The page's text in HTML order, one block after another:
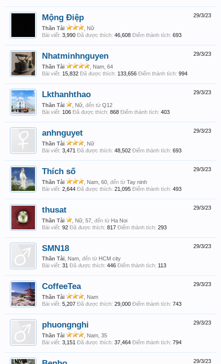
29/3/23
Mộng Điệp
Thần Tài
, Nữ
Bài viết: 3,990 Đã được thích: 46,608 Điểm thành tích: 693
29/3/23
Nhatminhnguyen
Thần Tài
, Nam, 64
Bài viết: 15,832 Đã được thích: 133,656 Điểm thành tích: 994
29/3/23
Lkthanhthao
Thần Tài , Nữ, đến từ Q12
Bài viết: 106 Đã được thích: 868 Điểm thành tích: 403
29/3/23
anhnguyet
Thần Tài
, Nữ
Bài viết: 3,471 Đã được thích: 48,502 Điểm thành tích: 693
29/3/23
Thích số
Thần Tài , Nam, 60, đến từ Tay ninh
Bài viết: 2,644 Đã được thích: 21,095 Điểm thành tích: 493
29/3/23
thusat
Thần Tài , Nữ, 57, đến từ Ha Noi
Bài viết: 92 Đã được thích: 817 Điểm thành tích: 293
29/3/23
SMN18
Thần Tài , Nam, đến từ HCM city
Bài viết: 31 Đã được thích: 446 Điểm thành tích: 113
29/3/23
CoffeeTea
Thần Tài
, Nam
Bài viết: 5,207 Đã được thích: 29,000 Điểm thành tích: 743
29/3/23
phuongnghi
Thần Tài
, Nam, 35
Bài viết: 3,151 Đã được thích: 37,464 Điểm thành tích: 794
29/3/23